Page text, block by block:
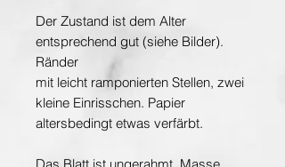
Der Zustand ist dem Alter
entsprechend gut (siehe Bilder).
Ränder
mit leicht ramponierten Stellen, zwei
kleine Einrisschen. Papier
altersbedingt etwas verfärbt.